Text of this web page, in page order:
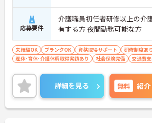
応募要件
介護職員初任者研修以上の介
有する方 夜間勤務可能な方
未経験OK ブランクOK 資格取得サポート
研修制度あり
産休･育休･介護休暇取得実績あり
社会保険完備 交通費
詳細を見る 無料 紹介